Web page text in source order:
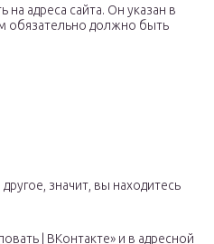
адреса сайта. Он указан в
обязательно должно быть
значит, вы находитесь
| ВКонтакте» и в адресной